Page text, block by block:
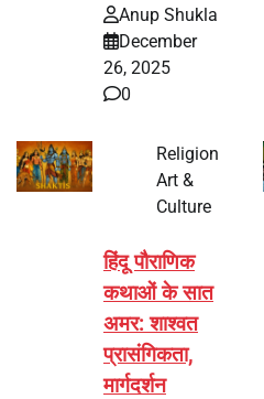
Anup Shukla
December
26, 2025
0
Religion
Art &
Culture
हिंदू पौराणिक
कथाओं के सात
अमर: शाश्वत
प्रासंगिकता,
मार्गदर्शन